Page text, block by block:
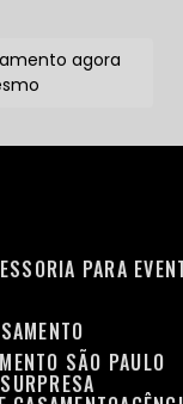
agora
PARA
SÃO PAULO